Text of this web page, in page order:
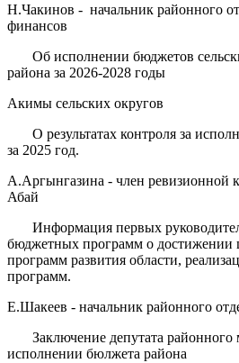
Н.Чакинов - начальник районного
финансов
Об исполнении бюджетов
района за 2026-2028 годы
Акимы сельских округов
О результатах контроля за
за 2025 год.
А.Аргынгазина - член ревизионной
Абай
Информация первых
бюджетных программ о достижении
программ развития области,
программ.
Е.Шакеев - начальник районного
Заключение депутата районного
исполнении бюлжета района